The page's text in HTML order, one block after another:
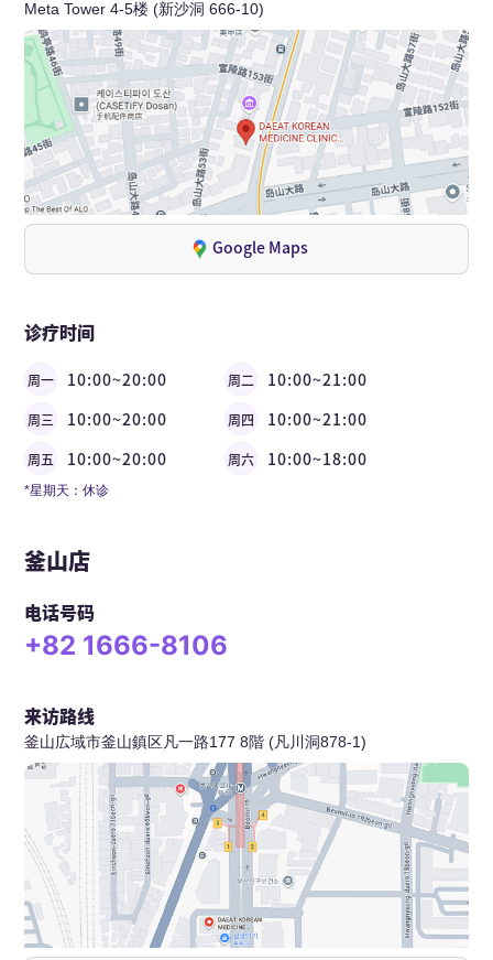
Meta Tower 4-5楼 (新沙洞 666-10)
Google Maps
诊疗时间
周一 10:00~20:00 周二 10:00~21:00
周三 10:00~20:00 周四 10:00~21:00
周五 10:00~20:00 周六 10:00~18:00
*星期天：休诊
釜山店
电话号码
+82 1666-8106
来访路线
釜山広域市釜山鎮区凡一路177 8階 (凡川洞878-1)